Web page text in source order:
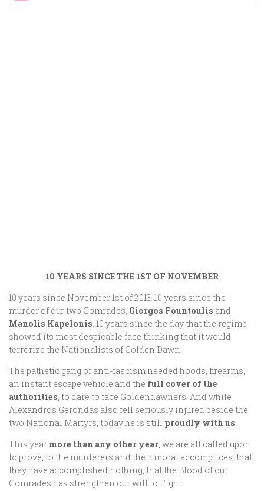
10 YEARS SINCE THE 1ST OF NOVEMBER
10 years since November 1st of 2013. 10 years since the
murder of our two Comrades, Giorgos Fountoulis and
Manolis Kapelonis . 10 years since the day that the regime
showed its most despicable face thinking that it would
terrorize the Nationalists of Golden Dawn.
The pathetic gang of anti-fascism needed hoods, firearms,
an instant escape vehicle and the full cover of the
authorities , to dare to face Goldendawners. And while
Alexandros Gerondas also fell seriously injured beside the
two National Martyrs, today he is still proudly with us
This year more than any other year, we are all called upon
to prove, to the murderers and their moral accomplices: that
they have accomplished nothing, that the Blood of our
Comrades has strengthen our will to Fight.